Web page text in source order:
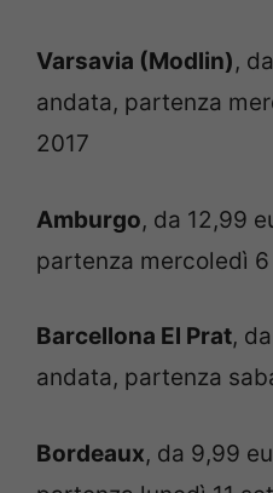
Varsavia (Modlin),
andata, partenza
2017
Amburgo, da 12,99
partenza mercoledì
Barcellona El Prat,
andata, partenza
Bordeaux, da 9,99